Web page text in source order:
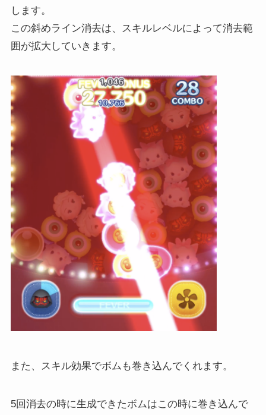
します。
この斜めライン消去は、スキルレベルによって消去範
囲が拡大していきます。
また、スキル効果でボムも巻き込んでくれます。
5回消去の時に生成できたボムはこの時に巻き込んで